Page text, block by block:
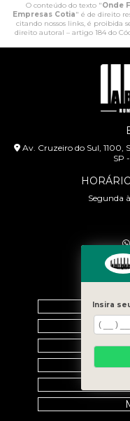
O conteúdo do texto "Onde
Empresas Cotia" é de direito
citando nossos links, é proibida
direito autoral – artigo 184 do
Av. Cruzeiro do Sul, 1100,
SP
Segunda
Insira